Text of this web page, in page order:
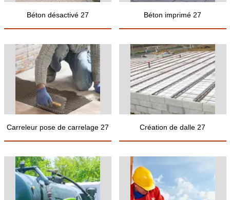
Béton désactivé 27 Béton imprimé 27
Carreleur pose de carrelage 27 Création de dalle 27